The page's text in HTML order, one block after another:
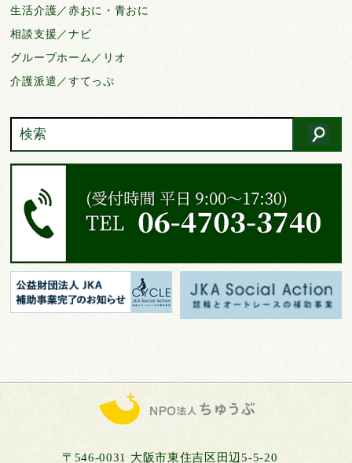
生活介護／赤おに・青おに
相談支援／ナビ
グループホーム／リオ
介護派遣／すてっぷ
〒546-0031 大阪市東住吉区田辺5-5-20